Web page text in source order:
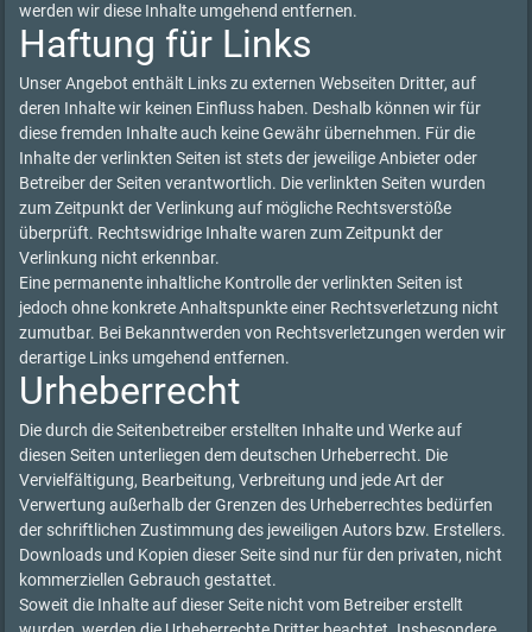
werden wir diese Inhalte umgehend entfernen.
Haftung für Links
Unser Angebot enthält Links zu externen Webseiten Dritter, auf
deren Inhalte wir keinen Einfluss haben. Deshalb können wir für
diese fremden Inhalte auch keine Gewähr übernehmen. Für die
Inhalte der verlinkten Seiten ist stets der jeweilige Anbieter oder
Betreiber der Seiten verantwortlich. Die verlinkten Seiten wurden
zum Zeitpunkt der Verlinkung auf mögliche Rechtsverstöße
überprüft. Rechtswidrige Inhalte waren zum Zeitpunkt der
Verlinkung nicht erkennbar.
Eine permanente inhaltliche Kontrolle der verlinkten Seiten ist
jedoch ohne konkrete Anhaltspunkte einer Rechtsverletzung nicht
zumutbar. Bei Bekanntwerden von Rechtsverletzungen werden wir
derartige Links umgehend entfernen.
Urheberrecht
Die durch die Seitenbetreiber erstellten Inhalte und Werke auf
diesen Seiten unterliegen dem deutschen Urheberrecht. Die
Vervielfältigung, Bearbeitung, Verbreitung und jede Art der
Verwertung außerhalb der Grenzen des Urheberrechtes bedürfen
der schriftlichen Zustimmung des jeweiligen Autors bzw. Erstellers.
Downloads und Kopien dieser Seite sind nur für den privaten, nicht
kommerziellen Gebrauch gestattet.
Soweit die Inhalte auf dieser Seite nicht vom Betreiber erstellt